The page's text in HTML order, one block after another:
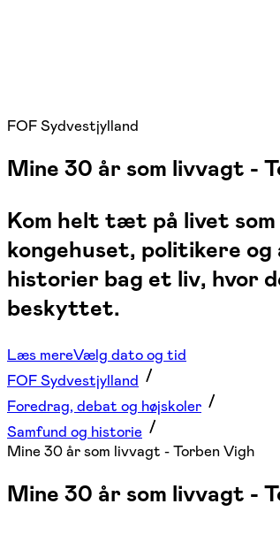
FOF Sydvestjylland
Mine 30 år som livvagt -
Kom helt tæt på livet
kongehuset, politikere
historier bag et liv, hvor
beskyttet.
Læs mereVælg dato og tid
FOF Sydvestjylland
Foredrag, debat og højskoler
Samfund og historie
Mine 30 år som livvagt - Torben Vigh
Mine 30 år som livvagt -